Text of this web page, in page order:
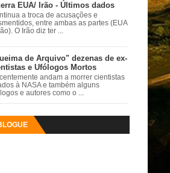
EUA/ Irão - Últimos dados
a troca de acusações e
entre ambas as partes (EUA
O Irão diz ter ...
de Arquivo" dezenas de ex-
e Ufólogos Mortos
andam a morrer cientistas
à NASA e também alguns
e autores como o ...